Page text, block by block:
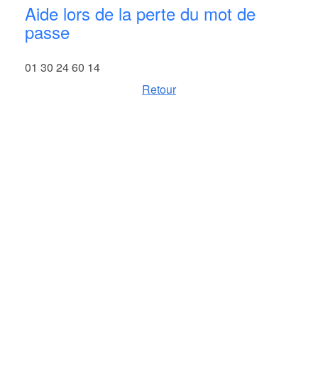
Aide lors de la perte du mot de
passe
01 30 24 60 14
Retour